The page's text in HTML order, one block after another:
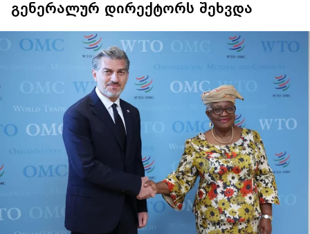
გენერალურ დირექტორს შეხვდა